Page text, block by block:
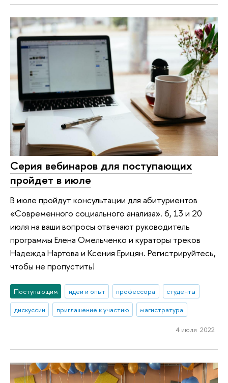
Серия вебинаров для поступающих
пройдет в июле
В июле пройдут консультации для абитуриентов
«Современного социального анализа». 6, 13 и 20
июля на ваши вопросы отвечают руководитель
программы Елена Омельченко и кураторы треков
Надежда Нартова и Ксения Ерицян. Регистрируйтесь,
чтобы не пропустить!
Поступающим идеи и опыт профессора
студенты
дискуссии
приглашение к участию магистратура
4 июля 2022